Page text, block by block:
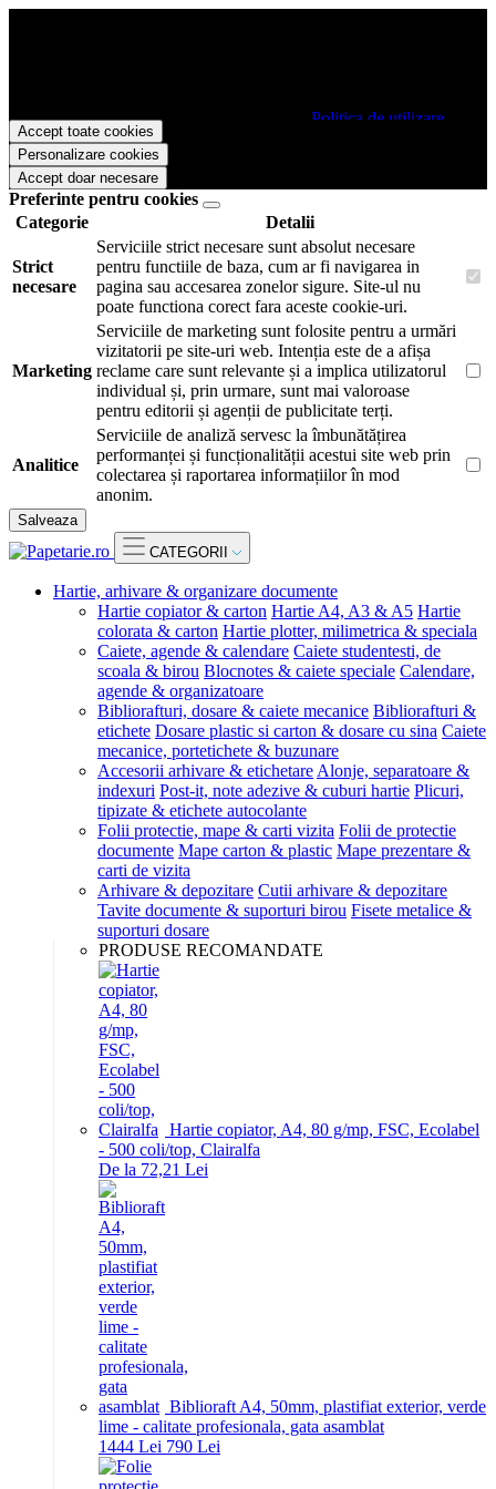
Papetarie.ro este necesar sa fiti de acord cu Politica de utilizare
cookie-uri.
Accept toate cookies
Personalizare cookies
Accept doar necesare
Preferinte pentru cookies
Categorie
Detalii
Strict
necesare
Serviciile strict necesare sunt absolut necesare
pentru functiile de baza, cum ar fi navigarea in
pagina sau accesarea zonelor sigure. Site-ul nu
poate functiona corect fara aceste cookie-uri.
Marketing
Serviciile de marketing sunt folosite pentru a urmări
vizitatorii pe site-uri web. Intenția este de a afișa
reclame care sunt relevante și a implica utilizatorul
individual și, prin urmare, sunt mai valoroase
pentru editorii și agenții de publicitate terți.
Analitice
Serviciile de analiză servesc la îmbunătățirea
performanței și funcționalității acestui site web prin
colectarea și raportarea informațiilor în mod
anonim.
Salveaza
CATEGORII
Hartie, arhivare & organizare documente
Hartie copiator & carton Hartie A4, A3 & A5 Hartie
colorata & carton Hartie plotter, milimetrica & speciala
Caiete, agende & calendare Caiete studentesti, de
scoala & birou Blocnotes & caiete speciale Calendare,
agende & organizatoare
Bibliorafturi, dosare & caiete mecanice Bibliorafturi &
etichete Dosare plastic si carton & dosare cu sina Caiete
mecanice, portetichete & buzunare
Accesorii arhivare & etichetare Alonje, separatoare &
indexuri Post-it, note adezive & cuburi hartie Plicuri,
tipizate & etichete autocolante
Folii protectie, mape & carti vizita Folii de protectie
documente Mape carton & plastic Mape prezentare &
carti de vizita
Arhivare & depozitare Cutii arhivare & depozitare
Tavite documente & suporturi birou Fisete metalice &
suporturi dosare
PRODUSE RECOMANDATE
Hartie copiator, A4, 80 g/mp, FSC, Ecolabel
- 500 coli/top, Clairalfa
De la 72,21 Lei
Biblioraft A4, 50mm, plastifiat exterior, verde
lime - calitate profesionala, gata asamblat
1444 Lei 790 Lei